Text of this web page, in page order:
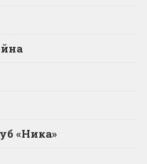
«Ника»